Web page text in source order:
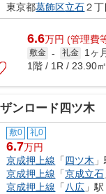
東京都葛飾区立石２丁
6.6万円 (管理費
敷金 - 礼金
1ヶ
1階 / 1R / 23.90㎡
ンロード四ツ木
敷0 礼0
6.7万円
京成押上線 「四ツ木
京成押上線 「京成立石
京成押上線 「八広 」